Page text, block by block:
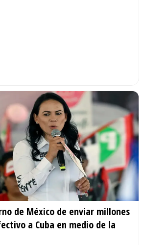
de México de enviar millones
a Cuba en medio de la